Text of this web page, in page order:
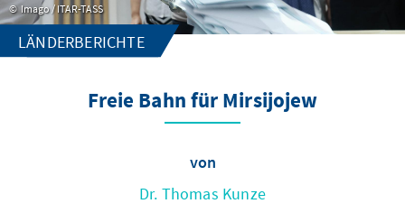
Imago / ITAR-TASS
LÄNDERBERICHTE
Freie Bahn für Mirsijojew
von
Dr. Thomas Kunze